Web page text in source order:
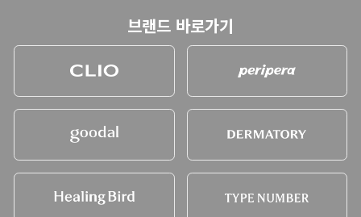
브랜드 바로가기